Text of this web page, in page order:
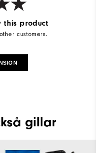
this product
customers.
gillar